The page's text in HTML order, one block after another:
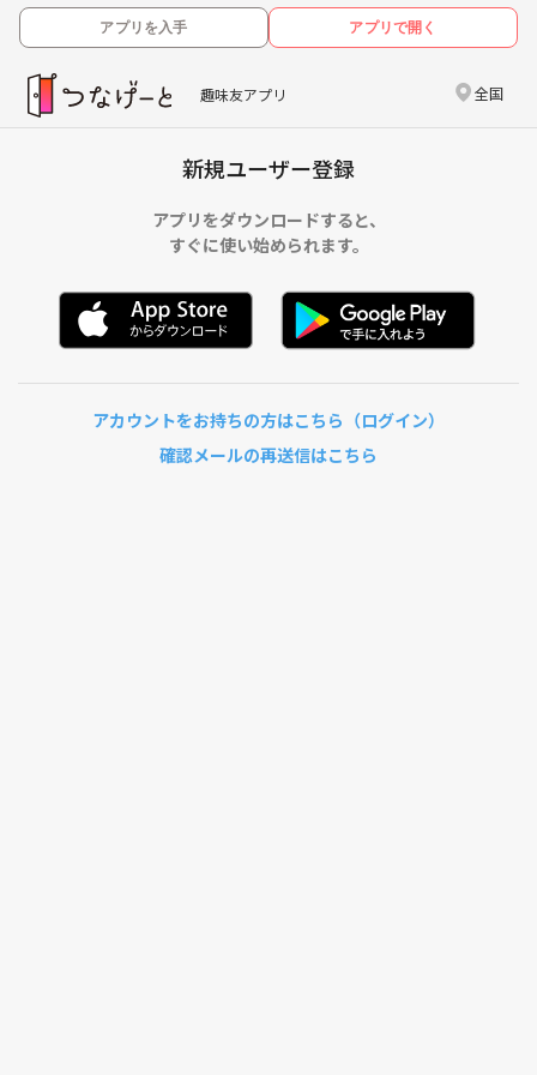
アプリを入手 アプリで開く
趣味友アプリ 全国
新規ユーザー登録
アプリをダウンロードすると、
すぐに使い始められます。
アカウントをお持ちの方はこちら（ログイン）
確認メールの再送信はこちら